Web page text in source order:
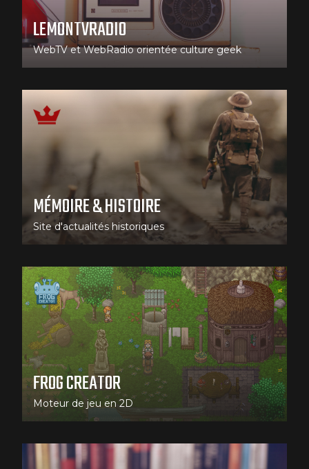
LEMONTVRADIO
WebTV et WebRadio orientée culture geek
MÉMOIRE & HISTOIRE
Site d'actualités historiques
FROG CREATOR
Moteur de jeu en 2D